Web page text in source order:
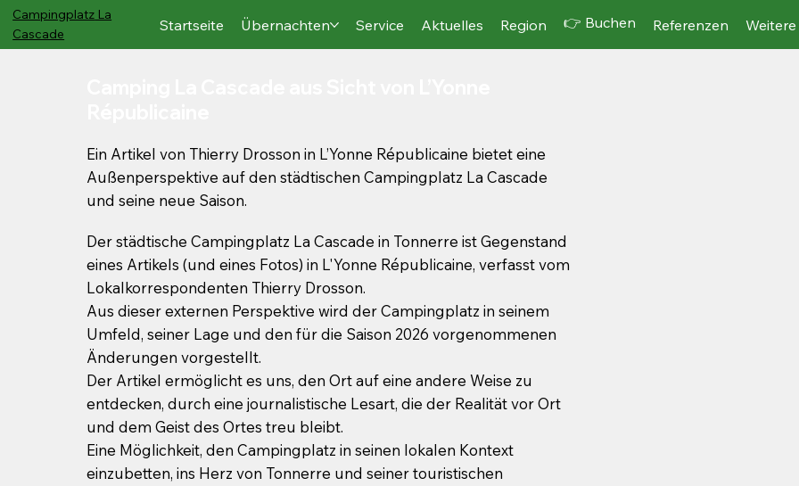
Campingplatz La
Cascade
Startseite Übernachten Service Aktuelles Region 👉 Buchen Referenzen
Ein Artikel von Thierry Drosson in L’Yonne Républicaine bietet eine
Außenperspektive auf den städtischen Campingplatz La Cascade
und seine neue Saison.
Der städtische Campingplatz La Cascade in Tonnerre ist Gegenstand
eines Artikels (und eines Fotos) in L'Yonne Républicaine, verfasst vom
Lokalkorrespondenten Thierry Drosson.
Aus dieser externen Perspektive wird der Campingplatz in seinem
Umfeld, seiner Lage und den für die Saison 2026 vorgenommenen
Änderungen vorgestellt.
Der Artikel ermöglicht es uns, den Ort auf eine andere Weise zu
entdecken, durch eine journalistische Lesart, die der Realität vor Ort
und dem Geist des Ortes treu bleibt.
Eine Möglichkeit, den Campingplatz in seinen lokalen Kontext
einzubetten, ins Herz von Tonnerre und seiner touristischen